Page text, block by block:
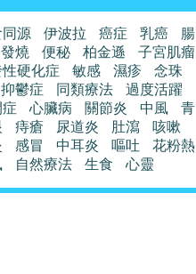
源 伊波拉 癌症 乳癌
腸
發燒
便秘 柏金遜
子宮肌瘤
硬化症
敏感 濕疹
念珠
抑鬱症
同類療法
過度活躍
心臟病 關節炎 中風
青
痔瘡 尿道炎 肚瀉
咳嗽
感冒 中耳炎 嘔吐
花粉熱
自然療法 生食 心靈